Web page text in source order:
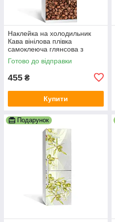
Наклейка на холодильник
Кава вінілова плівка
самоклеюча глянсова з
ламінацією 600х1800 мм
Готово до відправки
455 ₴
Купити
Подарунок